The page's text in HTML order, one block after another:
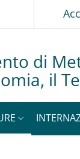
di
il